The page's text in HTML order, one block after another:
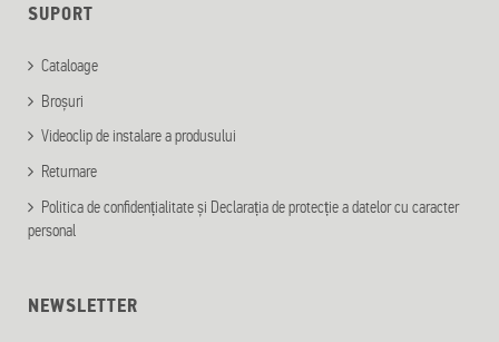
SUPORT
Cataloage
Broșuri
Videoclip de instalare a produsului
Returnare
Politica de confidențialitate și Declarația de protecție a datelor cu caracter
personal
NEWSLETTER